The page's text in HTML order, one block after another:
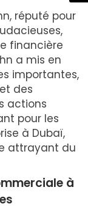
réputé pour
financière
a mis en
importantes,
des
actions
pour les
à Dubaï,
attrayant du
à